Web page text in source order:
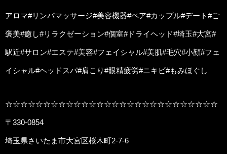
アロマ#リンパマッサージ#美容機器#ペア#カップル#デート#ご
褒美#癒し#リラクゼーション#個室#ドライヘッド#埼玉#大宮#
駅近#サロン#エステ#美容#フェイシャル#美肌#毛穴#小顔#フェ
イシャル#ヘッドスパ#肩こり#眼精疲労#ニキビ#もみほぐし
☆☆☆☆☆☆☆☆☆☆☆☆☆☆☆☆☆☆☆☆☆☆☆☆☆☆☆☆
〒330-0854
埼玉県さいたま市大宮区桜木町2-7-6